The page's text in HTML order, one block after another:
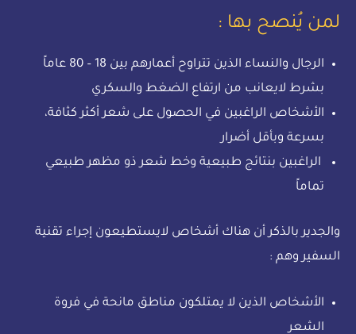
لمن يُنصح بها :
الرجال والنساء الذين تتراوح أعمارهم بين 18 – 80 عاماً
بشرط لايعانب من ارتفاع الضغط والسكري
الأشخاص الراغبين في الحصول على شعر أكثر كثافة،
بسرعة وبأقل أضرار
الراغبين بنتائج طبيعية وخط شعر ذو مظهر طبيعي
تماماً
والجدير بالذكر أن هناك أشخاص لايستطيعون إجراء تقنية
السفير وهم :
الأشخاص الذين لا يمتلكون مناطق مانحة في فروة
الشعر